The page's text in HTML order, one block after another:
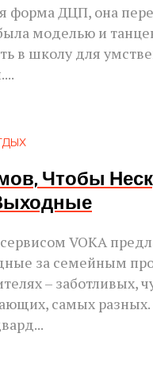
форма ДЦП, она
моделью и
в школу для
Чтобы
VOKA
за семейным
– заботливых,
самых разных.